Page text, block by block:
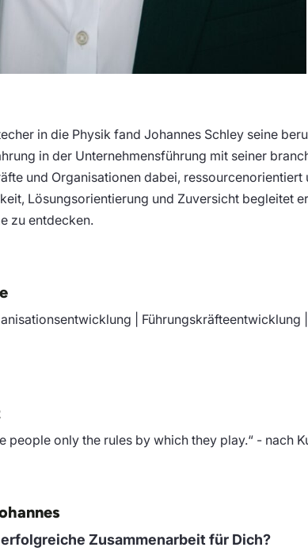
in die Physik fand Johannes Schley seine
in der Unternehmensführung mit seiner
und Organisationen dabei,
Lösungsorientierung und Zuversicht begleitet
zu entdecken.
|
people only the rules by which they play.“ - nach
Zusammenarbeit für Dich?